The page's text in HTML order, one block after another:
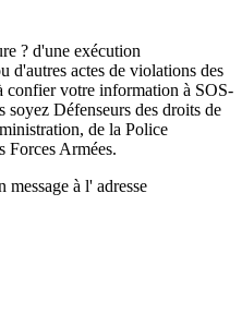
? d'une exécution
d'autres actes de violations des
confier votre information à SOS-
Défenseurs des droits de
de la Police
Forces Armées.
message à l' adresse